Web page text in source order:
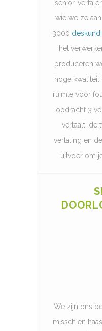
senior-
wie we ze
3000
het
produceren
hoge
ruimte voor
opdracht 3
vertaalt, de
vertaling en
uitvoer om
We zijn ons
misschien